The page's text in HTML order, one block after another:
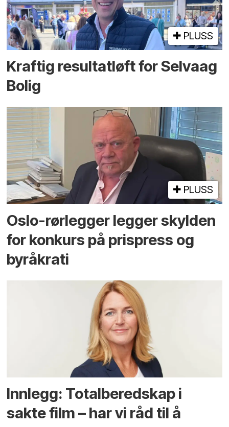
PLUSS
Kraftig resultatløft for Selvaag
Bolig
PLUSS
Oslo-rørlegger legger skylden
for konkurs på prispress og
byråkrati
Innlegg: Totalberedskap i
sakte film – har vi råd til å